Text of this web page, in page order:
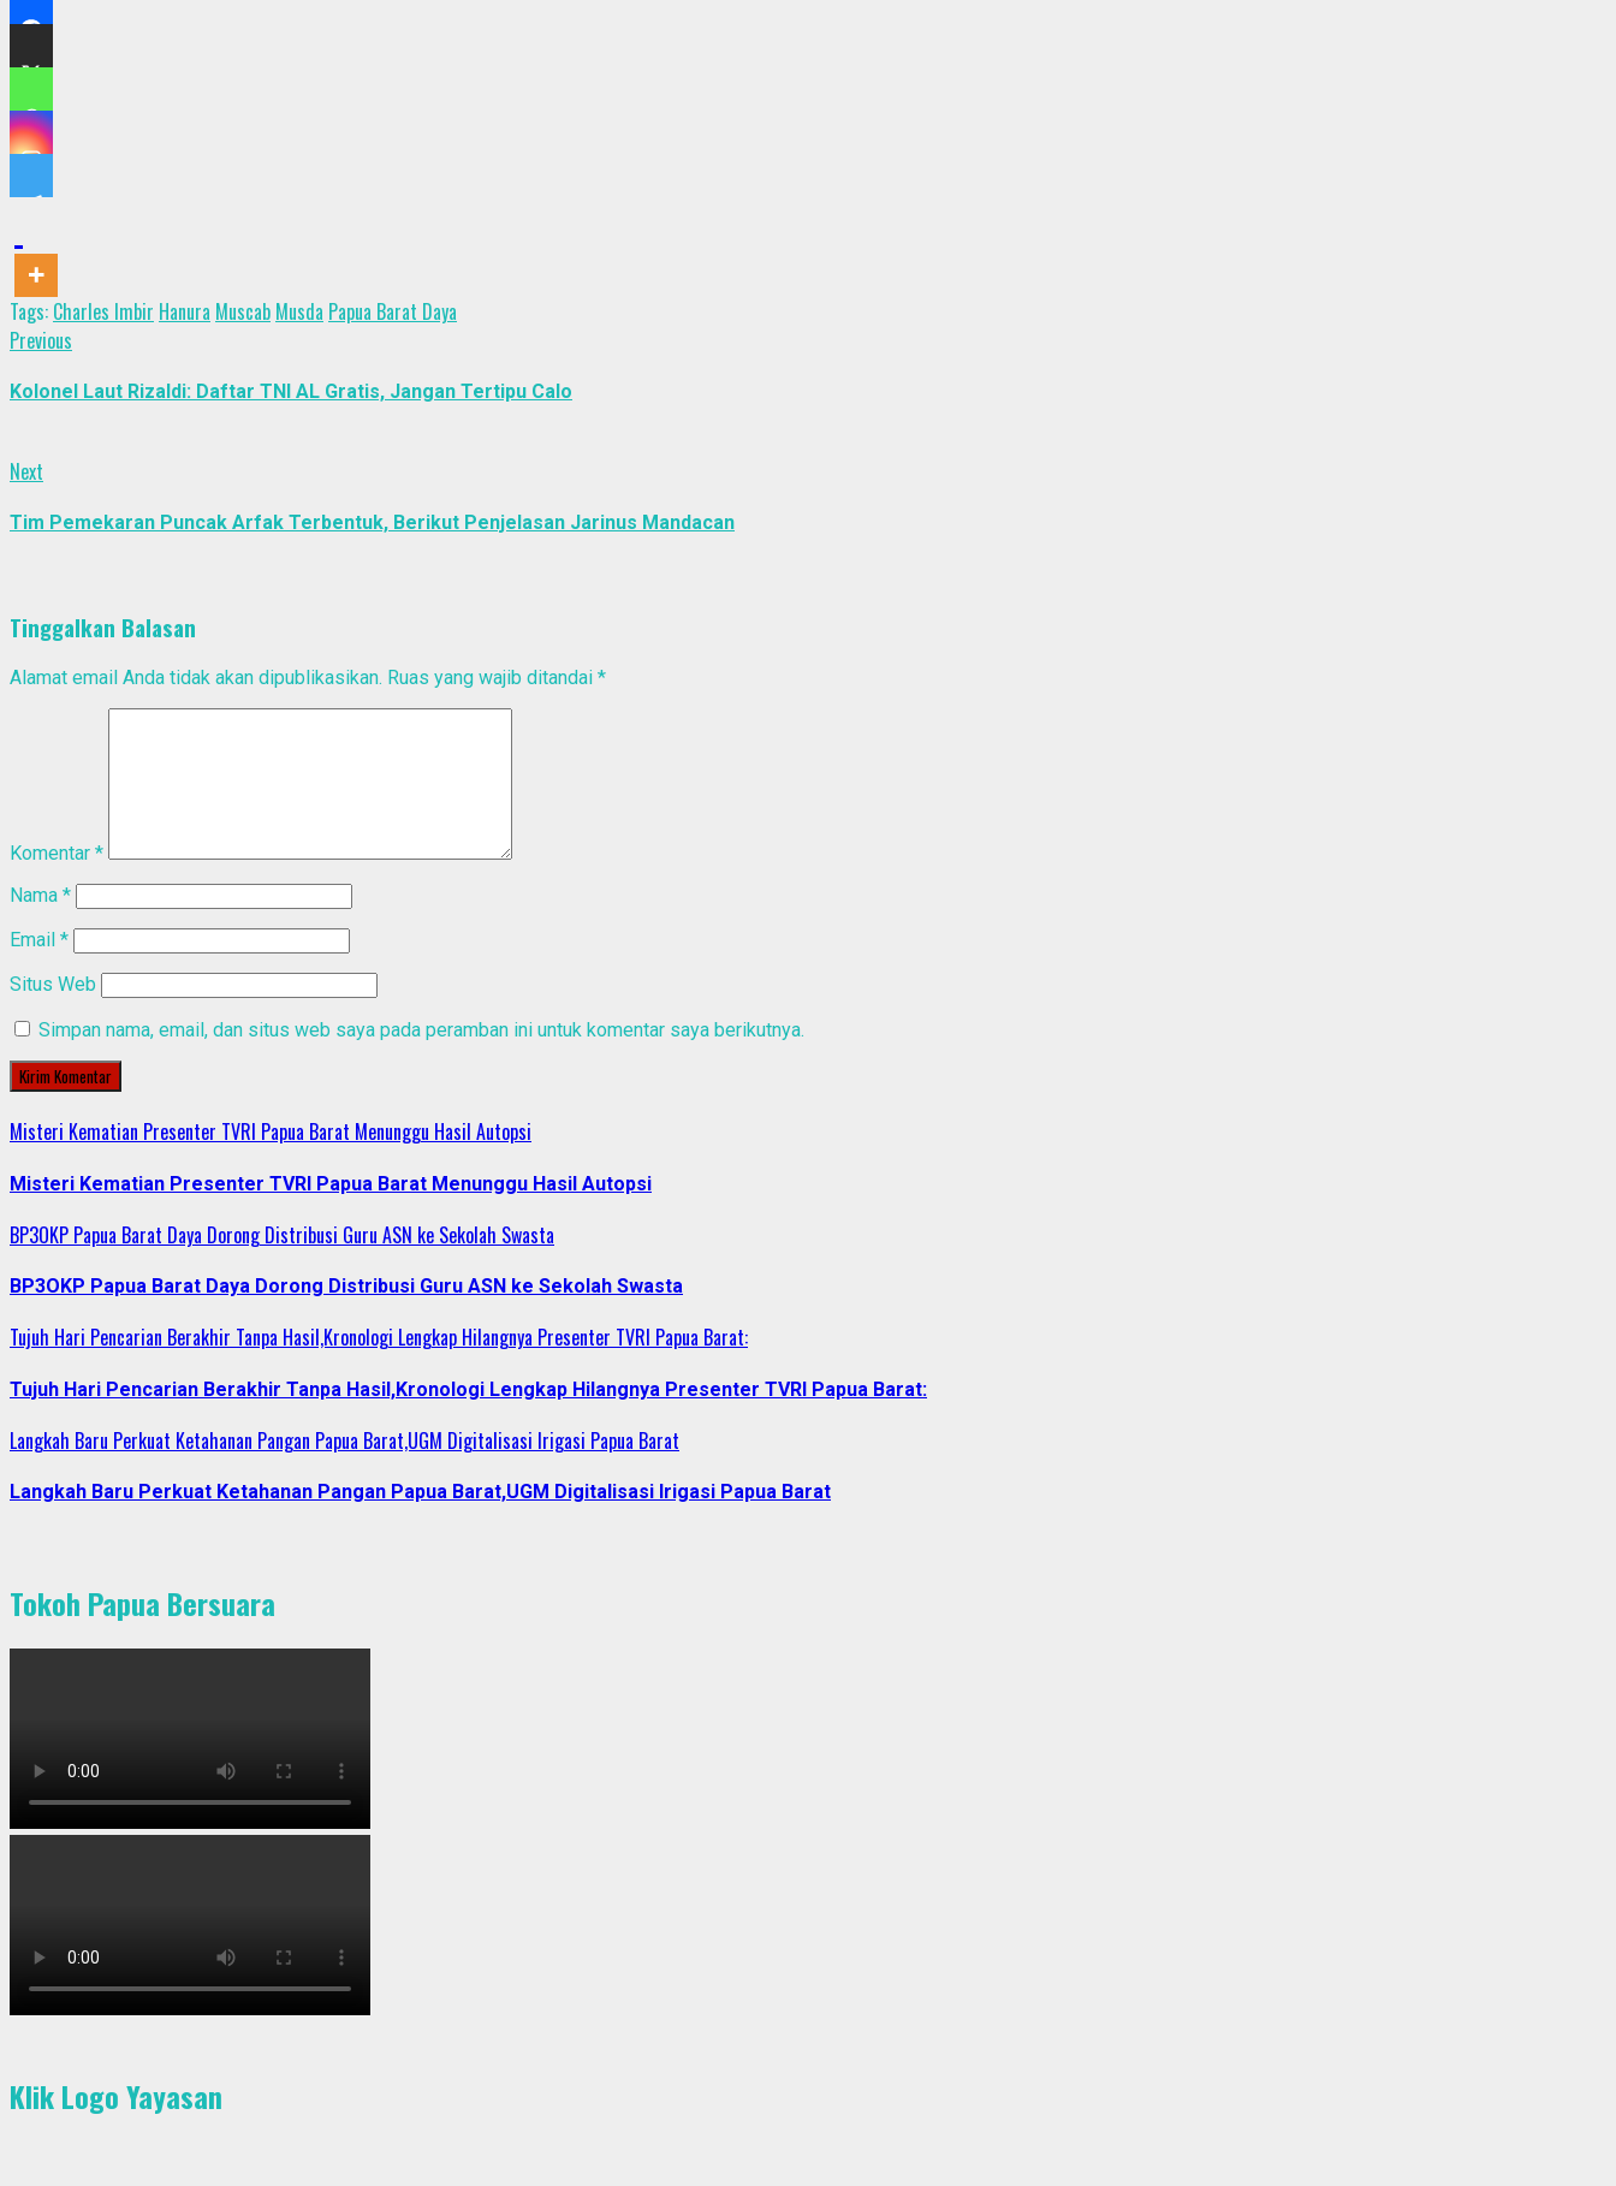
Tags: Charles Imbir Hanura Muscab Musda Papua Barat Daya
Post
navigation
Previous
Kolonel Laut Rizaldi: Daftar TNI AL Gratis, Jangan Tertipu Calo
Next
Tim Pemekaran Puncak Arfak Terbentuk, Berikut Penjelasan Jarinus Mandacan
Tinggalkan Balasan
Alamat email Anda tidak akan dipublikasikan. Ruas yang wajib ditandai *
Komentar *
Nama *
Email *
Situs Web
Simpan nama, email, dan situs web saya pada peramban ini untuk komentar saya berikutnya.
Misteri Kematian Presenter TVRI Papua Barat Menunggu Hasil Autopsi
Misteri Kematian Presenter TVRI Papua Barat Menunggu Hasil Autopsi
BP3OKP Papua Barat Daya Dorong Distribusi Guru ASN ke Sekolah Swasta
BP3OKP Papua Barat Daya Dorong Distribusi Guru ASN ke Sekolah Swasta
Tujuh Hari Pencarian Berakhir Tanpa Hasil,Kronologi Lengkap Hilangnya Presenter TVRI Papua Barat:
Tujuh Hari Pencarian Berakhir Tanpa Hasil,Kronologi Lengkap Hilangnya Presenter TVRI Papua Barat:
Langkah Baru Perkuat Ketahanan Pangan Papua Barat,UGM Digitalisasi Irigasi Papua Barat
Langkah Baru Perkuat Ketahanan Pangan Papua Barat,UGM Digitalisasi Irigasi Papua Barat
Tokoh Papua Bersuara
Klik Logo Yayasan